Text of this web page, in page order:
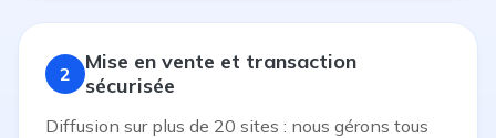
2
Mise en vente et transaction
sécurisée
Diffusion sur plus de 20 sites : nous gérons tous